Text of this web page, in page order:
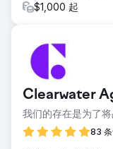
$1,000 起
Clearwater
我们的存在是为了
83